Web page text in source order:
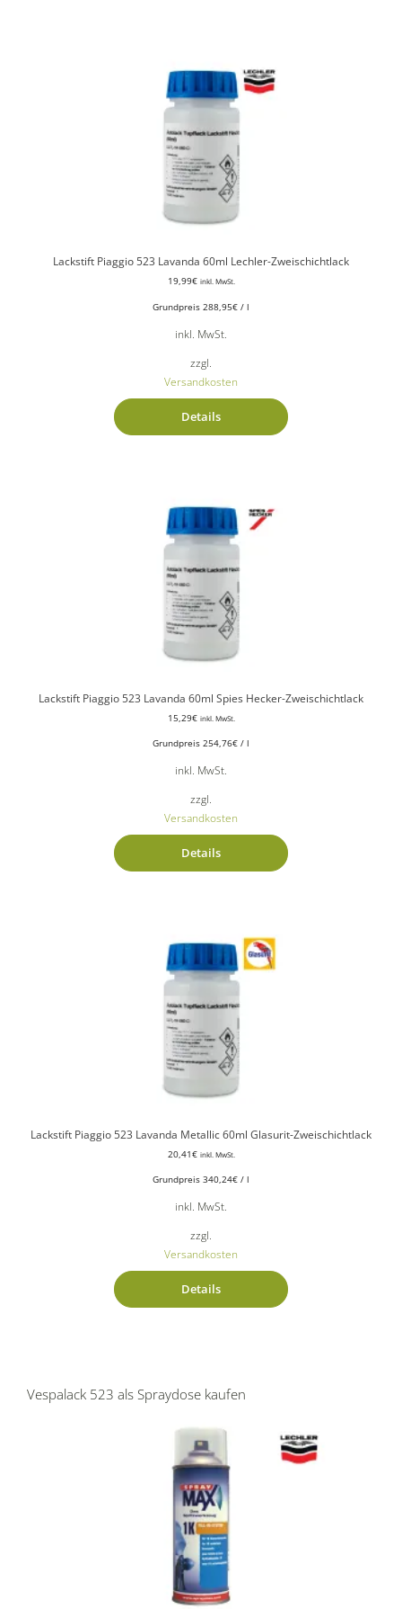
Lackstift Piaggio 523 Lavanda 60ml Lechler-Zweischichtlack
19,99€ inkl. MwSt.
Grundpreis 288,95€ / l
inkl. MwSt.
zzgl.
Versandkosten
Details
Lackstift Piaggio 523 Lavanda 60ml Spies Hecker-Zweischichtlack
15,29€ inkl. MwSt.
Grundpreis 254,76€ / l
inkl. MwSt.
zzgl.
Versandkosten
Details
Lackstift Piaggio 523 Lavanda Metallic 60ml Glasurit-Zweischichtlack
20,41€ inkl. MwSt.
Grundpreis 340,24€ / l
inkl. MwSt.
zzgl.
Versandkosten
Details
Vespalack 523 als Spraydose kaufen